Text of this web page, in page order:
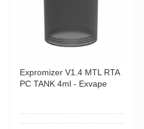
Expromizer V1.4 MTL RTA
PC TANK 4ml - Exvape